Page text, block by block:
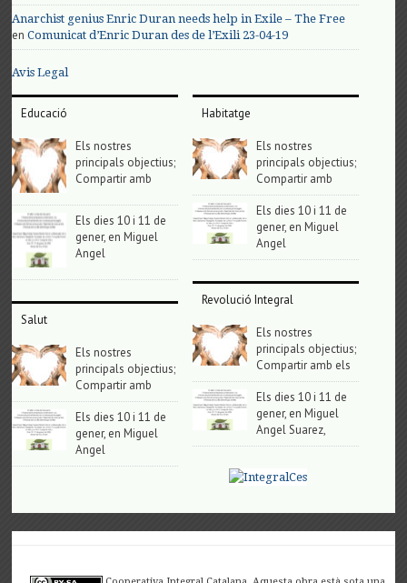
Anarchist genius Enric Duran needs help in Exile – The Free
enComunicat d’Enric Duran des de l’Exili 23-04-19
Avis Legal
Educació
Els nostres
principals objectius;
Compartir amb
Els dies 10 i 11 de
gener, en Miguel
Angel
Salut
Els nostres
principals objectius;
Compartir amb
Els dies 10 i 11 de
gener, en Miguel
Angel
Habitatge
Els nostres
principals objectius;
Compartir amb
Els dies 10 i 11 de
gener, en Miguel
Angel
Revolució Integral
Els nostres
principals objectius;
Compartir amb els
Els dies 10 i 11 de
gener, en Miguel
Angel Suarez,